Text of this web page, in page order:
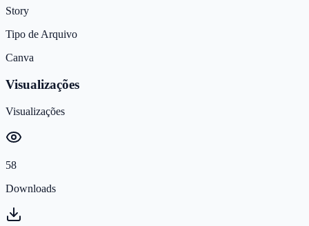
Story
Tipo de Arquivo
Canva
Visualizações
Visualizações
58
Downloads